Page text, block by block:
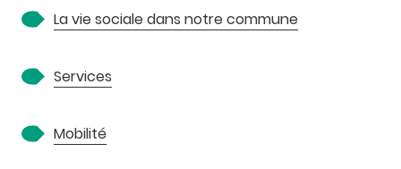
La vie sociale dans notre commune
Services
Mobilité